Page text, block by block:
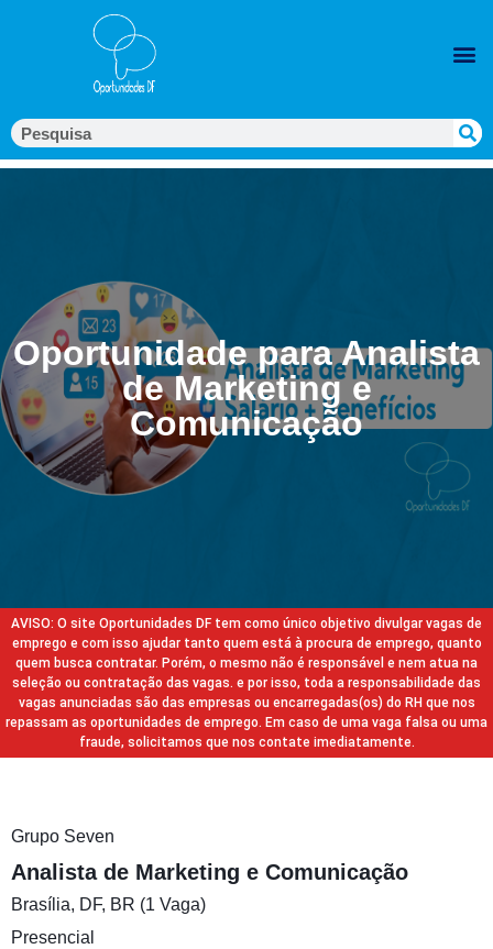
Oportunidade para Analista
de Marketing e
Comunicação
AVISO: O site Oportunidades DF tem como único objetivo divulgar vagas de
emprego e com isso ajudar tanto quem está à procura de emprego, quanto
quem busca contratar. Porém, o mesmo não é responsável e nem atua na
seleção ou contratação das vagas. e por isso, toda a responsabilidade das
vagas anunciadas são das empresas ou encarregadas(os) do RH que nos
repassam as oportunidades de emprego. Em caso de uma vaga falsa ou uma
fraude, solicitamos que nos contate imediatamente.
Grupo Seven
Analista de Marketing e Comunicação
Brasília, DF, BR (1 Vaga)
Presencial